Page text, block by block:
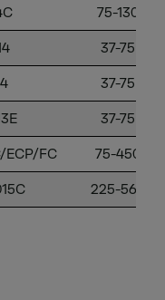
75-130
37-75
37-75
37-75
ECP/FC 75-450
225-560